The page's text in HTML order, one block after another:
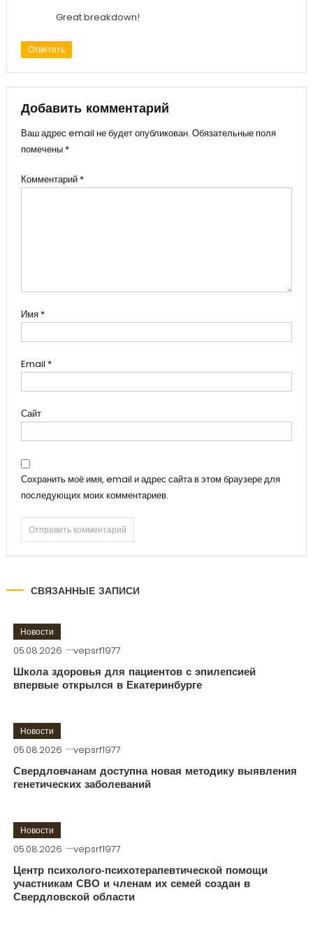
Great breakdown!
Ответить
Добавить комментарий
Ваш адрес email не будет опубликован. Обязательные поля
помечены *
Комментарий *
Имя *
Email *
Сайт
Сохранить моё имя, email и адрес сайта в этом браузере для
последующих моих комментариев.
СВЯЗАННЫЕ ЗАПИСИ
Новости
05.08.2026 vepsrf1977
Школа здоровья для пациентов с эпилепсией
впервые открылся в Екатеринбурге
Новости
05.08.2026 vepsrf1977
Свердловчанам доступна новая методику выявления
генетических заболеваний
Новости
05.08.2026 vepsrf1977
Центр психолого-психотерапевтической помощи
участникам СВО и членам их семей создан в
Свердловской области